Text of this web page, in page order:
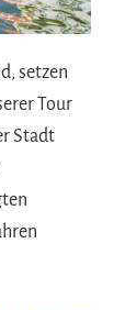
setzen
Tour
Stadt